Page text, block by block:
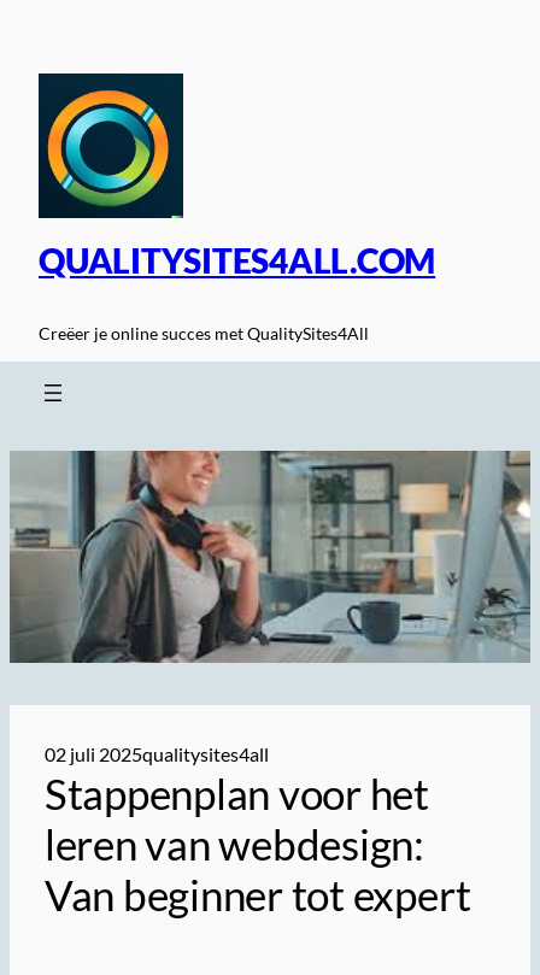
inhoud
QUALITYSITES4ALL.COM
Creëer je online succes met QualitySites4All
02 juli 2025qualitysites4all
Stappenplan voor het
leren van webdesign:
Van beginner tot expert